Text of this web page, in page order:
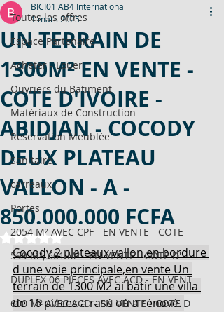
Toutes les offres
Espace Partenaire
Acheter - Louer
Ouvriers du Batiment
Matériaux de Construction
Réservation Meublée
Sanitaire
carreaux
Portes
2054 M² AVEC CPF - EN VENTE - COTE
599 M², 601 M² - EN VENTE - COTE D'
DUPLEX 06 PIECES AVEC ACD - EN VENT
600 M² AVEC ACD - EN VENTE - COTE D
UN TERRAIN DE
1300M² EN VENTE -
COTE D'IVOIRE -
ABIDJAN - COCODY
DEUX PLATEAU
VALLON - A -
850.000.000 FCFA
BICI01 AB4 International
1 mars 2025
Noté NaN étoiles sur 5.
Cocody 2 plateaux vallon,en bordure
d une voie principale,en vente Un
terrain de 1300 M2 ai bâtir une villa
de 16 pièces a rasé où a rénové.